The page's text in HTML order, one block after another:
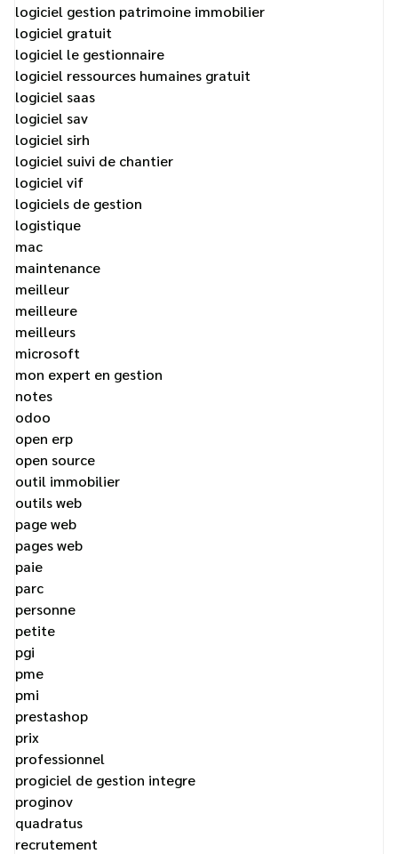
logiciel gestion patrimoine immobilier
logiciel gratuit
logiciel le gestionnaire
logiciel ressources humaines gratuit
logiciel saas
logiciel sav
logiciel sirh
logiciel suivi de chantier
logiciel vif
logiciels de gestion
logistique
mac
maintenance
meilleur
meilleure
meilleurs
microsoft
mon expert en gestion
notes
odoo
open erp
open source
outil immobilier
outils web
page web
pages web
paie
parc
personne
petite
pgi
pme
pmi
prestashop
prix
professionnel
progiciel de gestion integre
proginov
quadratus
recrutement